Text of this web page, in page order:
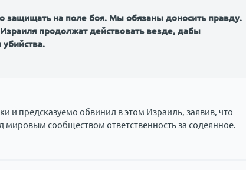
защищать на поле боя. Мы обязаны доносить правду.
продолжат действовать везде, дабы
и предсказуемо обвинил в этом Израиль, заявив, что
мировым сообществом ответственность за содеянное.